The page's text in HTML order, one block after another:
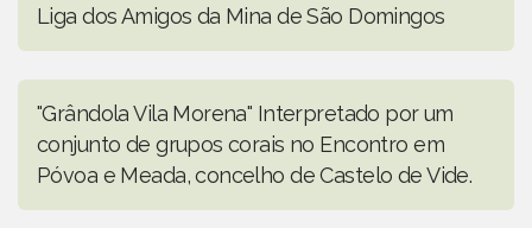
Liga dos Amigos da Mina de São Domingos
"Grândola Vila Morena" Interpretado por um
conjunto de grupos corais no Encontro em
Póvoa e Meada, concelho de Castelo de Vide.